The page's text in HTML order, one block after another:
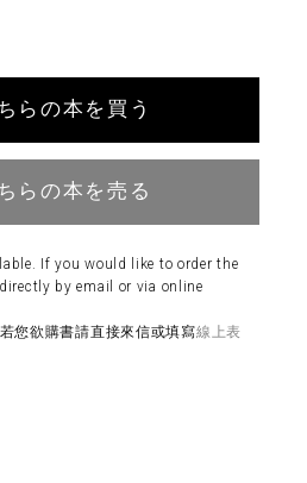
らの本を買う
らの本を売る
If you would like to order the
by email or via online
您欲購書請直接來信或填寫線上表